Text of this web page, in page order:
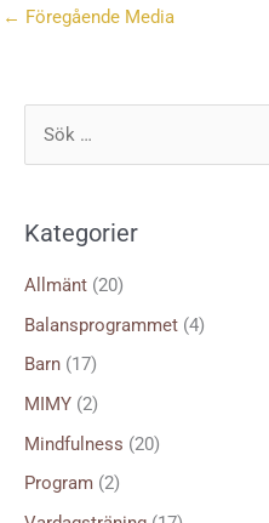
← Föregående Media
e
f
t
Kategorier
Allmänt (20)
Balansprogrammet (4)
Barn (17)
MIMY (2)
Mindfulness (20)
Program (2)